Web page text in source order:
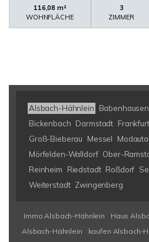
116,08 m²
WOHNFLÄCHE
3
ZIMMER
Alsbach-Hähnlein Babenhausen
Bickenbach Darmstadt
Groß-Bieberau
Messel Modautal
Mörfelden-Walldorf Ober-
Reinheim
Riedstadt Roßdorf
Weiterstadt Zwingenberg
Immo Alsbach-Hähnlein Haus
Alsbach-Hähnlein
kaufen Alsbach-